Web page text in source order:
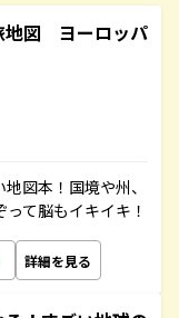
図 ヨーロッパ
図本！国境や州、
て脳もイキイキ！
詳細を見る